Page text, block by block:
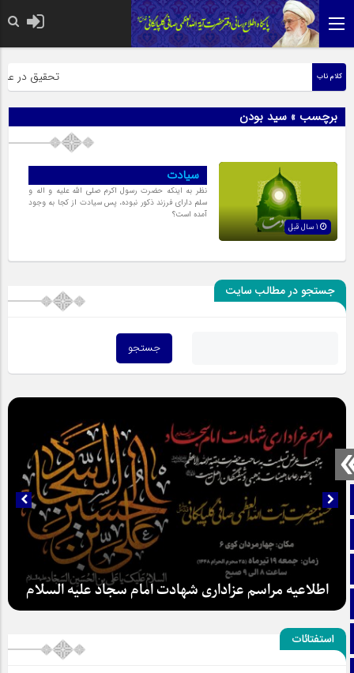
صفحه نخست
آپارات
اینستاگرام
کلام ناب تحقیق در
برچسب » سید بودن
سیادت
نظر به اینکه حضرت رسول اکرم صلی الله علیه و اله و
سلم داراى فرزند ذکور نبوده، پس سیادت از کجا به وجود
آمده است؟
جستجو در مطالب سایت
اطلاعیه مراسم عزاداری شهادت امام سجاد علیه السلام
استفتائات